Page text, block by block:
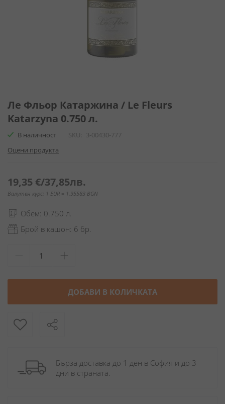
към
на
галерия
снимки
Ле Фльор Катаржина / Le Fleurs
Katarzyna 0.750 л.
В наличност SKU
3-00430-777
Оцени продукта
19,35 €/37,85лв.
Валутен курс: 1 EUR = 1.95583 BGN
Обем: 0.750 л.
Брой в кашон: 6 бр.
ДОБАВИ В КОЛИЧКАТА
Бърза доставка до 1 ден в София и до 3
дни в страната.